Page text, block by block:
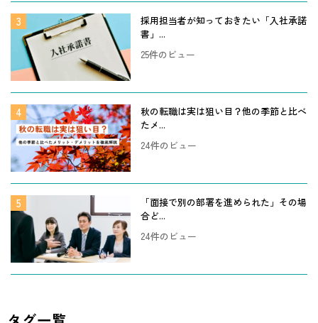
採用担当者が知っておきたい「入社承諾
書」...
25件のビュー
秋の転職は実は狙い目？他の季節と比べ
たメ...
24件のビュー
「面接で別の部署を進められた」その場
合ど...
24件のビュー